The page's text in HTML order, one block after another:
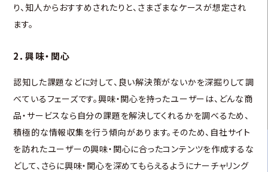
り、知人からおすすめされたりと、さまざまなケースが想定され
ます。
2．興味・関心
認知した課題などに対して、良い解決策がないかを深掘りして調
べているフェーズです。興味・関心を持ったユーザーは、どんな商
品・サービスなら自分の課題を解決してくれるかを調べるため、
積極的な情報収集を行う傾向があります。そのため、自社サイト
を訪れたユーザーの興味・関心に合ったコンテンツを作成するな
どして、さらに興味・関心を深めてもらえるようにナーチャリング